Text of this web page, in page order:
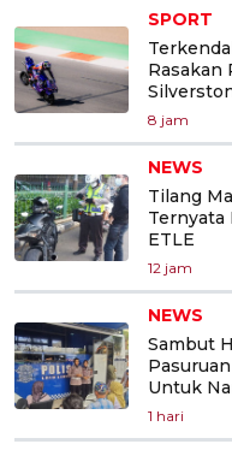
SPORT
Rasakan
8 jam
NEWS
Tilang
Ternyata
ETLE
12 jam
NEWS
Sambut
Untuk
1 hari